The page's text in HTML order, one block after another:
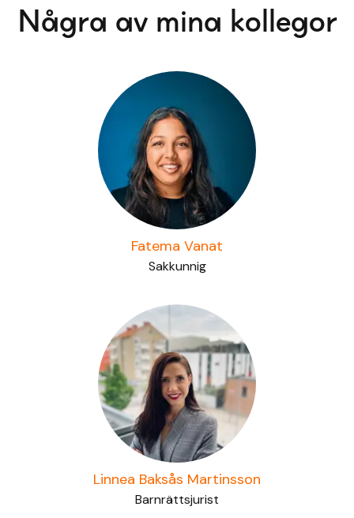
Några av mina kollegor
Fatema Vanat
Sakkunnig
Linnea Baksås Martinsson
Barnrättsjurist